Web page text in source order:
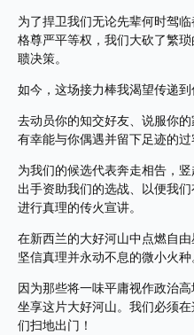
为了捍卫我们无论先辈何时驾
格尊严平等权，我们大砍了繁
聩决策。
如今，这场接力棒我渴望传递到
去动员你的知交好友、说服你
有幸能与你偶遇并留下足迹的过
为我们的候选代表奔走相告，
出手资助我们的选战、以便我
进行真理的传火宣讲。
在新西兰的大好河山中点燃自
坚信真理并永动不息的微小火种
因为那些将一味平庸视作政治
坐享这片大好河山。我们必须
们扫地出门！